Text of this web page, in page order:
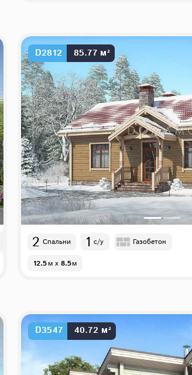
D2812 85.77 м²
2 Спальни 1 с/у Газобетон
12.5м x 8.5м
D3547 40.72 м²